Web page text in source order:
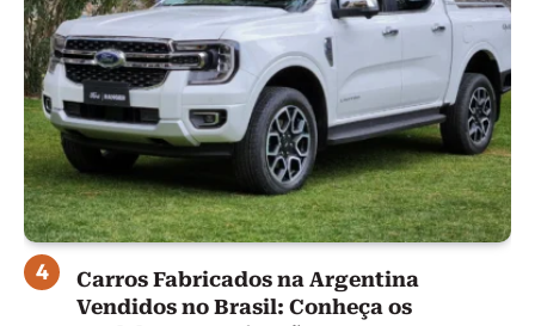
Carros Fabricados na Argentina
Vendidos no Brasil: Conheça os